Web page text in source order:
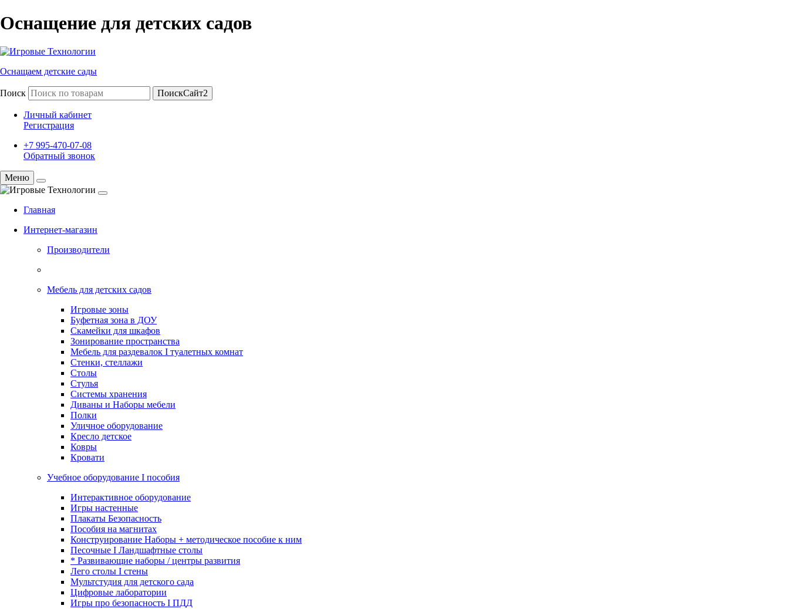
Оснащение для детских садов
Оснащаем детские сады
Поиск ПоискСайт2
Личный кабинет
Регистрация
+7 995-470-07-08
Обратный звонок
Меню
Главная
Интернет-магазин
Производители
Мебель для детских садов
Игровые зоны
Буфетная зона в ДОУ
Скамейки для шкафов
Зонирование пространства
Мебель для раздевалок I туалетных комнат
Стенки, стеллажи
Столы
Стулья
Системы хранения
Диваны и Наборы мебели
Полки
Уличное оборудование
Кресло детское
Ковры
Кровати
Учебное оборудование I пособия
Интерактивное оборудование
Игры настенные
Плакаты Безопасность
Пособия на магнитах
Конструирование Наборы + методическое пособие к ним
Песочные I Ландшафтные столы
* Развивающие наборы / центры развития
Лего столы I стены
Мультстудия для детского сада
Цифровые лаборатории
Игры про безопасность I ПДД